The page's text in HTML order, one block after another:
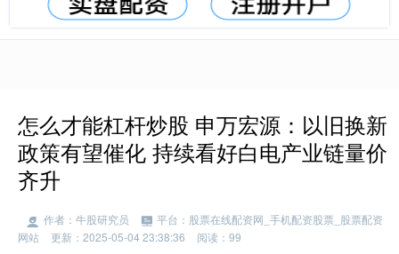
怎么才能杠杆炒股 申万宏源：以旧换新
政策有望催化 持续看好白电产业链量价
齐升
作者：牛股研究员
平台：股票在线配资网_手机配资股票_股票配资
网站
更新：2025-05-04 23:38:36 阅读：99